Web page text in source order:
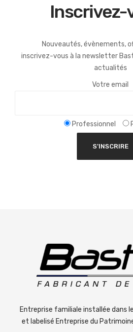
Inscrivez-
Nouveautés, évènements,
inscrivez-vous à la newsletter
actualités
Votre email
Professionnel
Entreprise familiale installée dans
et labelisé Entreprise du